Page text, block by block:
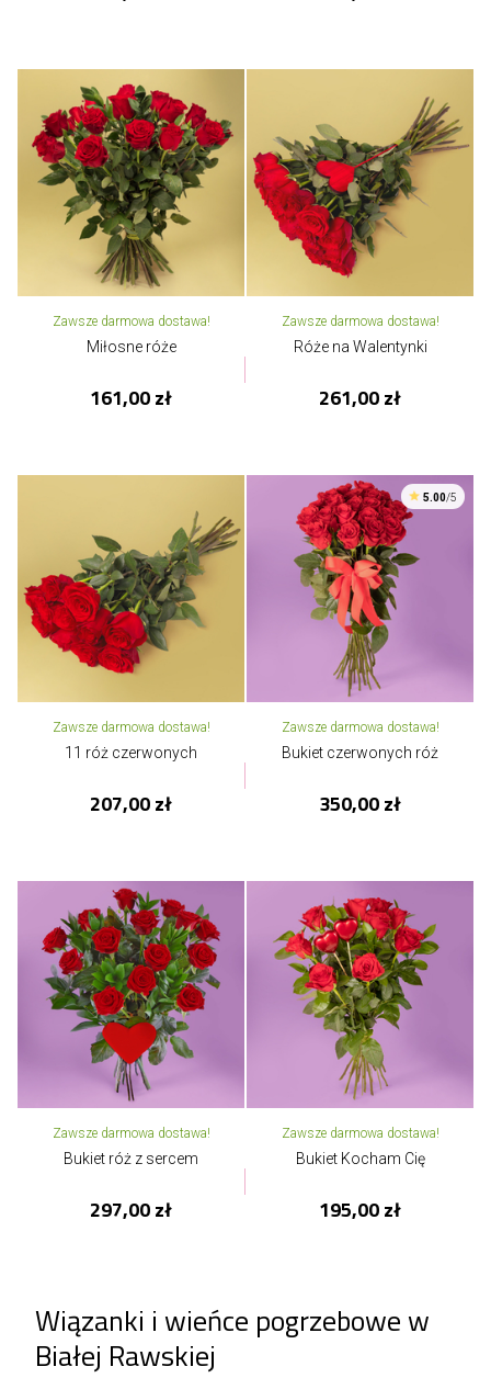
Zawsze darmowa dostawa!
Miłosne róże
161,00 zł
Zawsze darmowa dostawa!
Róże na Walentynki
261,00 zł
Zawsze darmowa dostawa!
11 róż czerwonych
207,00 zł
5.00/5
Zawsze darmowa dostawa!
Bukiet czerwonych róż
350,00 zł
Zawsze darmowa dostawa!
Bukiet róż z sercem
297,00 zł
Zawsze darmowa dostawa!
Bukiet Kocham Cię
195,00 zł
Wiązanki i wieńce pogrzebowe w
Białej Rawskiej